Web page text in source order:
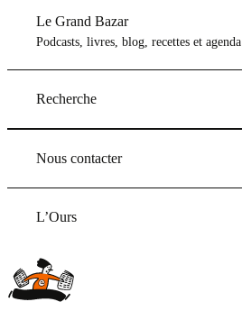
Le Grand Bazar
Podcasts, livres, blog, recettes et agenda
Recherche
Nous contacter
L’Ours